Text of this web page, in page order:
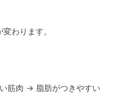
わります。
筋肉 → 脂肪がつきやすい